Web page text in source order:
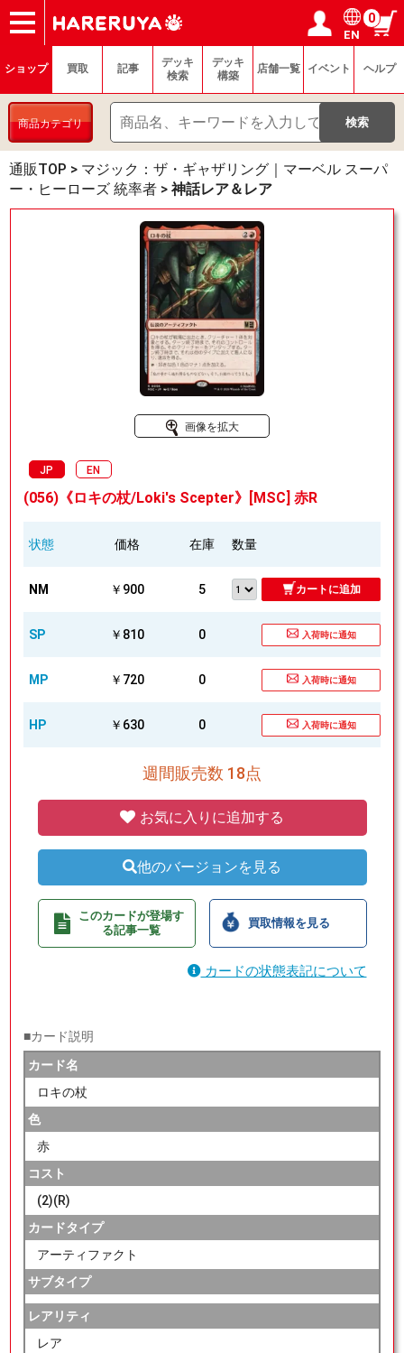
ショップ
買取
記事
デッキ検索
デッキ構築
選手一覧
店舗一覧
イベント
ヘルプ
お問い合わせ ログイン／会員登録
マイページ
EN
0
ショップ 買取 記事
デッキ
検索
デッキ
構築
店舗一覧 イベント ヘルプ
商品カテゴリ
通販TOP > マジック：ザ・ギャザリング｜マーベル スーパ
ー・ヒーローズ 統率者 > 神話レア＆レア
画像を拡大
JP EN
(056)《ロキの杖/Loki's Scepter》[MSC] 赤R
状態 価格 在庫 数量
NM ￥900 5 カートに追加
SP ￥810 0 入荷時に通知
MP ￥720 0 入荷時に通知
HP ￥630 0 入荷時に通知
週間販売数 18点
お気に入りに追加する
他のバージョンを見る
このカードが登場す
る記事一覧
買取情報を見る
カードの状態表記について
■カード説明
カード名
ロキの杖
色
赤
コスト
(2)(R)
カードタイプ
アーティファクト
サブタイプ
レアリティ
レア